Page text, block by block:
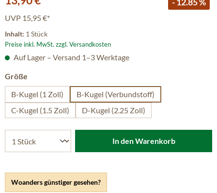
UVP 15,95 €*
Inhalt: 1 Stück
Preise inkl. MwSt. zzgl. Versandkosten
Woanders günstiger gesehen?
Auf Lager – Versand 1–3 Werktage
Größe
B-Kugel (1 Zoll)
B-Kugel (Verbundstoff)
C-Kugel (1.5 Zoll)
D-Kugel (2.25 Zoll)
In den Warenkorb